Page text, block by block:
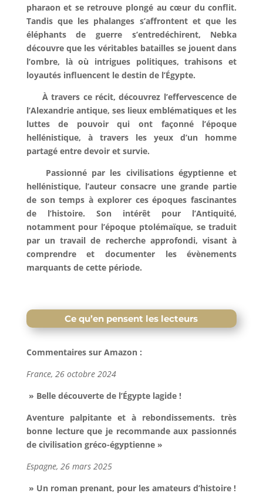
pharaon et se retrouve plongé au cœur du conflit.
Tandis que les phalanges s’affrontent et que les
éléphants de guerre s’entredéchirent, Nebka
découvre que les véritables batailles se jouent dans
l’ombre, là où intrigues politiques, trahisons et
loyautés influencent le destin de l’Égypte.
À travers ce récit, découvrez l’effervescence de
l’Alexandrie antique, ses lieux emblématiques et les
luttes de pouvoir qui ont façonné l’époque
hellénistique, à travers les yeux d’un homme
partagé entre devoir et survie.
Passionné par les civilisations égyptienne et
hellénistique, l’auteur consacre une grande partie
de son temps à explorer ces époques fascinantes
de l’histoire. Son intérêt pour l’Antiquité,
notamment pour l’époque ptolémaïque, se traduit
par un travail de recherche approfondi, visant à
comprendre et documenter les évènements
marquants de cette période.
Ce qu’en pensent les lecteurs
Commentaires sur Amazon :
France, 26 octobre 2024
» Belle découverte de l’Égypte lagide !
Aventure palpitante et à rebondissements. très
bonne lecture que je recommande aux passionnés
de civilisation gréco-égyptienne »
Espagne, 26 mars 2025
» Un roman prenant, pour les amateurs d’histoire !